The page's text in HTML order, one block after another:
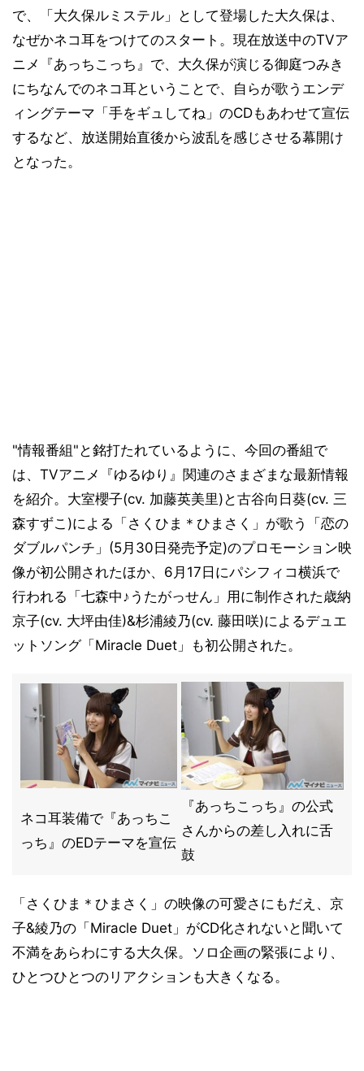
で、「大久保ルミステル」として登場した大久保は、
なぜかネコ耳をつけてのスタート。現在放送中のTVア
ニメ『あっちこっち』で、大久保が演じる御庭つみき
にちなんでのネコ耳ということで、自らが歌うエンデ
ィングテーマ「手をギュしてね」のCDもあわせて宣伝
するなど、放送開始直後から波乱を感じさせる幕開け
となった。
"情報番組"と銘打たれているように、今回の番組で
は、TVアニメ『ゆるゆり』関連のさまざまな最新情報
を紹介。大室櫻子(cv. 加藤英美里)と古谷向日葵(cv. 三
森すずこ)による「さくひま＊ひまさく」が歌う「恋の
ダブルパンチ」(5月30日発売予定)のプロモーション映
像が初公開されたほか、6月17日にパシフィコ横浜で
行われる「七森中♪うたがっせん」用に制作された歳納
京子(cv. 大坪由佳)&杉浦綾乃(cv. 藤田咲)によるデュエ
ットソング「Miracle Duet」も初公開された。
ネコ耳装備で『あっちこ
っち』のEDテーマを宣伝
『あっちこっち』の公式
さんからの差し入れに舌
鼓
「さくひま＊ひまさく」の映像の可愛さにもだえ、京
子&綾乃の「Miracle Duet」がCD化されないと聞いて
不満をあらわにする大久保。ソロ企画の緊張により、
ひとつひとつのリアクションも大きくなる。